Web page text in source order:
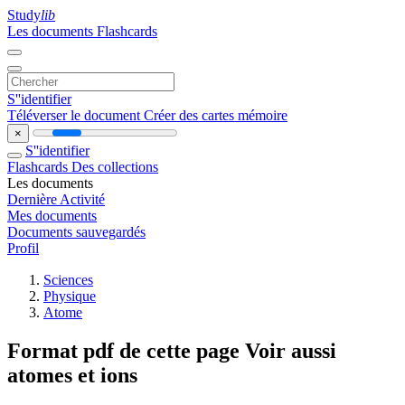
Studylib
Les documents Flashcards
S''identifier
Téléverser le document Créer des cartes mémoire
×
S''identifier
Flashcards Des collections
Les documents
Dernière Activité
Mes documents
Documents sauvegardés
Profil
Sciences
Physique
Atome
Format pdf de cette page Voir aussi
atomes et ions